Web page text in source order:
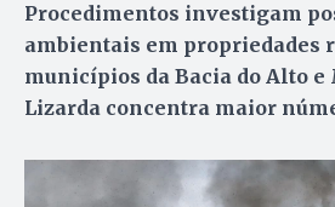
Procedimentos investigam
ambientais em propriedades
municípios da Bacia do Alto
Lizarda concentra maior